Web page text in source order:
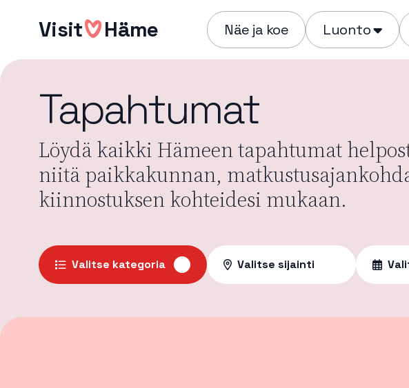
sisältöönVisit Häme Näe ja koe Luonto
Tapahtumat
Löydä kaikki Hämeen tapahtumat
niitä paikkakunnan,
kiinnostuksen kohteidesi mukaan.
Valitse kategoria Valitse sijainti